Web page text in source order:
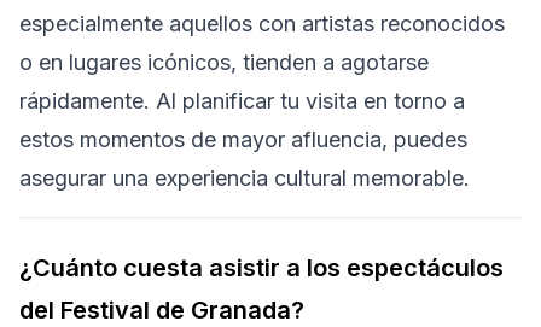
especialmente aquellos con artistas reconocidos
o en lugares icónicos, tienden a agotarse
rápidamente. Al planificar tu visita en torno a
estos momentos de mayor afluencia, puedes
asegurar una experiencia cultural memorable.
¿Cuánto cuesta asistir a los espectáculos
del Festival de Granada?